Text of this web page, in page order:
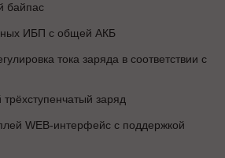
байпас
ИБП с общей АКБ
тока заряда в соответствии с
заряд
WEB-интерфейс с поддержкой